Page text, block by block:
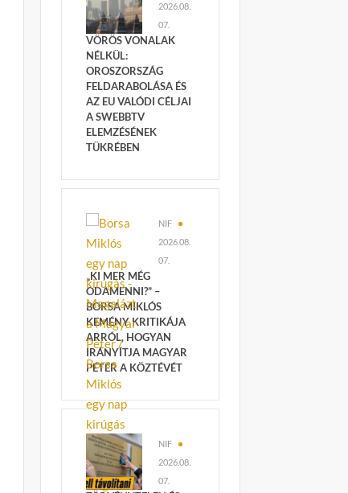
2026.08.
07.
VÖRÖS VONALAK
NÉLKÜL:
OROSZORSZÁG
FELDARABOLÁSA ÉS
AZ EU VALÓDI CÉLJAI
A SWEBBTV
ELEMZÉSÉNEK
TÜKRÉBEN
NIF
2026.08.
07.
„KI MER MÉG
ODAMENNI?” –
BORSA MIKLÓS
KEMÉNY KRITIKÁJA
ARRÓL, HOGYAN
IRÁNYÍTJA MAGYAR
PÉTER A KÖZTÉVÉT
NIF
2026.08.
07.